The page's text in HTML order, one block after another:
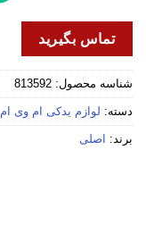
تماس بگیرید
شناسه محصول: 813592
دسته: لوازم یدکی ام وی ام
برند: اصلی